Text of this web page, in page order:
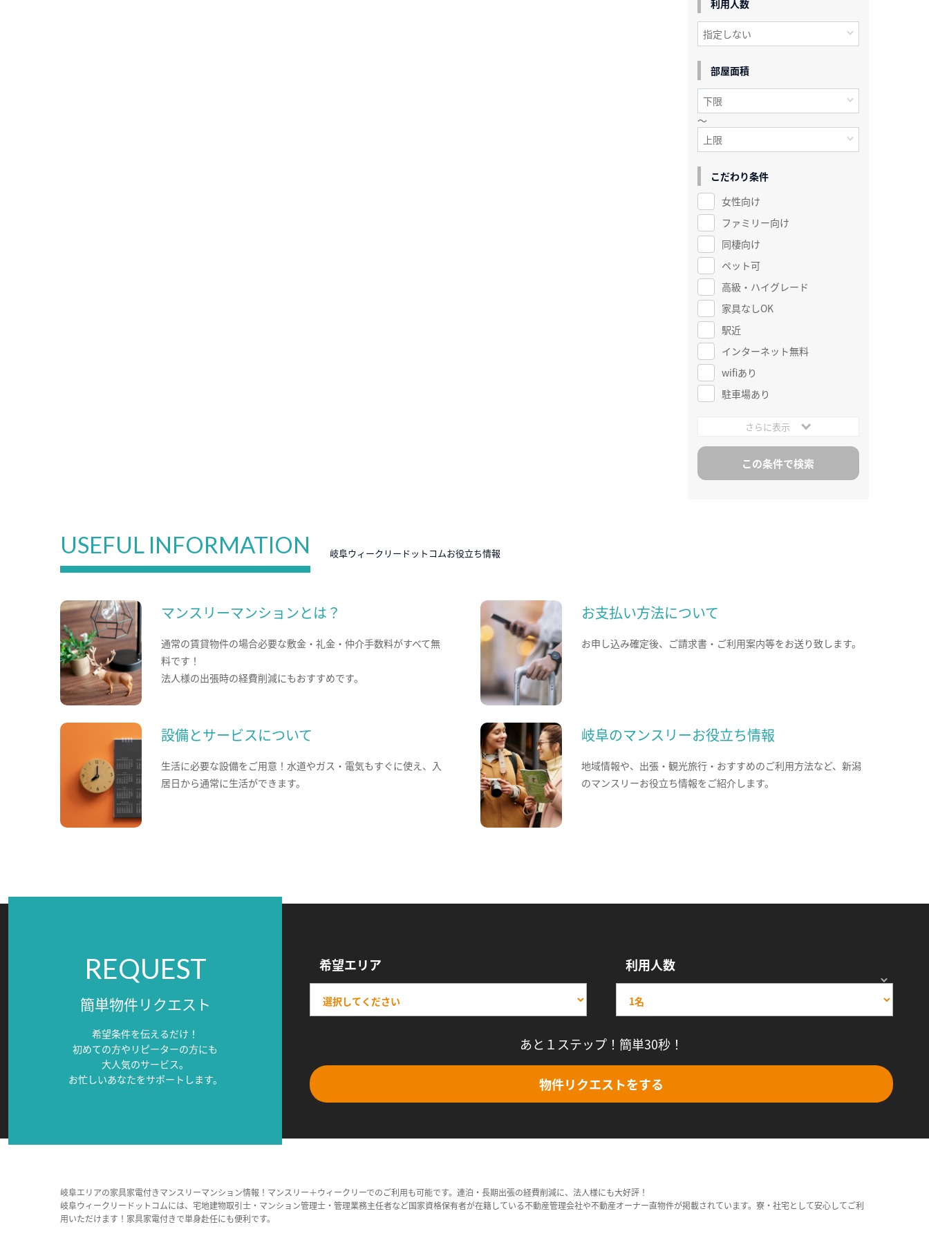
利用人数
部屋面積
～
こだわり条件
女性向け
ファミリー向け
同棲向け
ペット可
高級・ハイグレード
家具なしOK
駅近
インターネット無料
wifiあり
駐車場あり
さらに表示
USEFUL INFORMATION 岐阜ウィークリードットコムお役立ち情報
マンスリーマンションとは？
通常の賃貸物件の場合必要な敷金・礼金・仲介手数料がすべて無
料です！
法人様の出張時の経費削減にもおすすめです。
お支払い方法について
お申し込み確定後、ご請求書・ご利用案内等をお送り致します。
設備とサービスについて
生活に必要な設備をご用意！水道やガス・電気もすぐに使え、入
居日から通常に生活ができます。
岐阜のマンスリーお役立ち情報
地域情報や、出張・観光旅行・おすすめのご利用方法など、新潟
のマンスリーお役立ち情報をご紹介します。
REQUEST
簡単物件リクエスト
希望条件を伝えるだけ！
初めての方やリピーターの方にも
大人気のサービス。
お忙しいあなたをサポートします。
希望エリア 利用人数
あと１ステップ！簡単30秒！
物件リクエストをする
岐阜エリアの家具家電付きマンスリーマンション情報！マンスリー＋ウィークリーでのご利用も可能です。連泊・長期出張の経費削減に、法人様にも大好評！
岐阜ウィークリードットコムには、宅地建物取引士・マンション管理士・管理業務主任者など国家資格保有者が在籍している不動産管理会社や不動産オーナー直物件が掲載されています。寮・社宅として安心してご利
用いただけます！家具家電付きで単身赴任にも便利です。